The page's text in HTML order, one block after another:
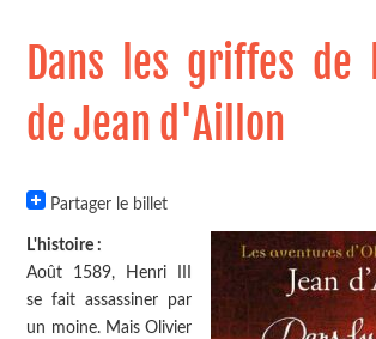
Dans les griffes de
de Jean d'Aillon
Partager le billet
L'histoire :
Août 1589, Henri III
se fait assassiner par
un moine. Mais Olivier